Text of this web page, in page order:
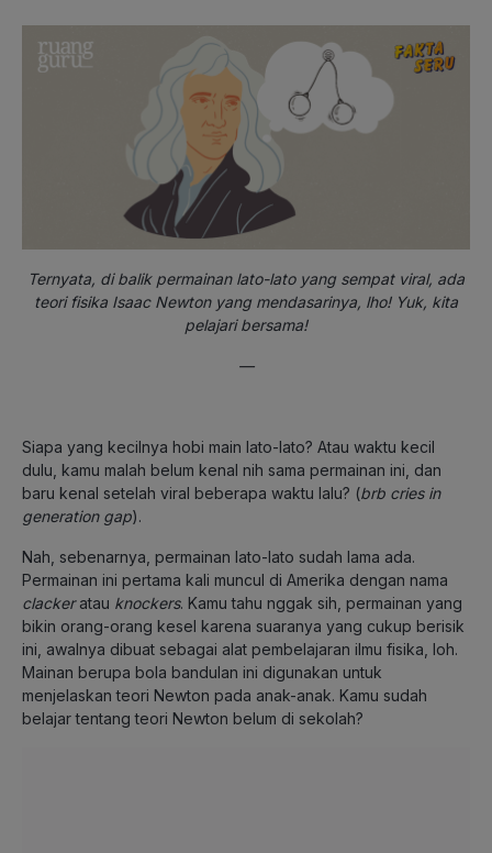
Ternyata, di balik permainan lato-lato yang sempat viral, ada
teori fisika Isaac Newton yang mendasarinya, lho! Yuk, kita
pelajari bersama!
—
Siapa yang kecilnya hobi main lato-lato? Atau waktu kecil
dulu, kamu malah belum kenal nih sama permainan ini, dan
baru kenal setelah viral beberapa waktu lalu? (brb cries in
generation gap).
Nah, sebenarnya, permainan lato-lato sudah lama ada.
Permainan ini pertama kali muncul di Amerika dengan nama
clackeratau knockers. Kamu tahu nggak sih, permainan yang
bikin orang-orang kesel karena suaranya yang cukup berisik
ini, awalnya dibuat sebagai alat pembelajaran ilmu fisika, loh.
Mainan berupa bola bandulan ini digunakan untuk
menjelaskan teori Newton pada anak-anak. Kamu sudah
belajar tentang teori Newton belum di sekolah?